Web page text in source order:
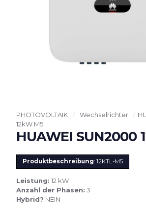
PHOTOVOLTAIK / Wechselrichter /
12kW M5
HUAWEI SUN2000
Produktbeschreibung: 12KTL-M5
Leistung: 12 kW
Anzahl der Phasen: 3
Hybrid? NEIN